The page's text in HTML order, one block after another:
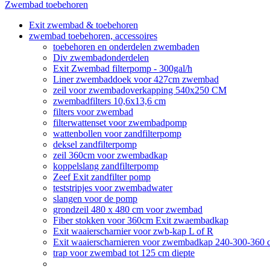
Zwembad toebehoren
Exit zwembad & toebehoren
zwembad toebehoren, accessoires
toebehoren en onderdelen zwembaden
Div zwembadonderdelen
Exit Zwembad filterpomp - 300gal/h
Liner zwembaddoek voor 427cm zwembad
zeil voor zwembadoverkapping 540x250 CM
zwembadfilters 10,6x13,6 cm
filters voor zwembad
filterwattenset voor zwembadpomp
wattenbollen voor zandfilterpomp
deksel zandfilterpomp
zeil 360cm voor zwembadkap
koppelslang zandfilterpomp
Zeef Exit zandfilter pomp
teststripjes voor zwembadwater
slangen voor de pomp
grondzeil 480 x 480 cm voor zwembad
Fiber stokken voor 360cm Exit zwaembadkap
Exit waaierscharnier voor zwb-kap L of R
Exit waaierscharnieren voor zwembadkap 240-300-360
trap voor zwembad tot 125 cm diepte